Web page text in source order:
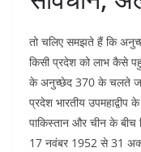
तो चलिए समझते हैं कि
किसी प्रदेश को लाभ कैसे
के अनुच्छेद 370 के चलते
प्रदेश भारतीय उपमहाद्वीप
पाकिस्तान और चीन के बीच
17 नवंबर 1952 से 31